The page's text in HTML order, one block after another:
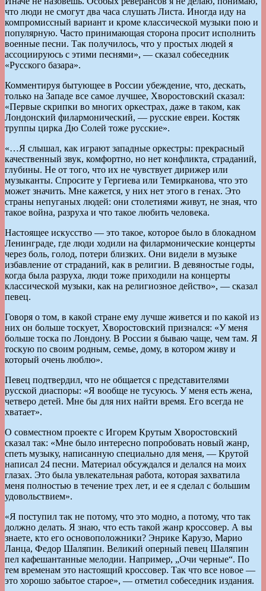
что люди не смогут два часа слушать Листа. Иногда иду на
компромиссный вариант и кроме классической музыки пою и
популярную. Часто принимающая сторона просит исполнить
военные песни. Так получилось, что у простых людей я
ассоциируюсь с этими песнями», — сказал собеседник
«Русского базара».
Комментируя бытующее в России убеждение, что, дескать,
только на Западе все самое лучшее, Хворостовский сказал:
«Первые скрипки во многих оркестрах, даже в таком, как
Лондонский филармонический, — русские евреи. Костяк
труппы цирка Дю Солей тоже русские».
«…Я слышал, как играют западные оркестры: прекрасный
качественный звук, комфортно, но нет конфликта, страданий,
глубины. Не от того, что их не чувствует дирижер или
музыканты. Спросите у Гергиева или Темирканова, что это
может значить. Мне кажется, у них нет этого в генах. Это
страны непуганых людей: они столетиями живут, не зная, что
такое война, разруха и что такое любить человека.
Настоящее искусство — это такое, которое было в блокадном
Ленинграде, где люди ходили на филармонические концерты
через боль, голод, потери близких. Они видели в музыке
избавление от страданий, как в религии. В девяностые годы,
когда была разруха, люди тоже приходили на концерты
классической музыки, как на религиозное действо», — сказал
певец.
Говоря о том, в какой стране ему лучше живется и по какой из
них он больше тоскует, Хворостовский признался: «У меня
больше тоска по Лондону. В России я бываю чаще, чем там. Я
тоскую по своим родным, семье, дому, в котором живу и
который очень люблю».
Певец подтвердил, что не общается с представителями
русской диаспоры: «Я вообще не тусуюсь. У меня есть жена,
четверо детей. Мне бы для них найти время. Его всегда не
хватает».
О совместном проекте с Игорем Крутым Хворостовский
сказал так: «Мне было интересно попробовать новый жанр,
спеть музыку, написанную специально для меня, — Крутой
написал 24 песни. Материал обсуждался и делался на моих
глазах. Это была увлекательная работа, которая захватила
меня полностью в течение трех лет, и ее я сделал с большим
удовольствием».
«Я поступил так не потому, что это модно, а потому, что так
должно делать. Я знаю, что есть такой жанр кроссовер. А вы
знаете, кто его основоположники? Энрике Карузо, Марио
Ланца, Федор Шаляпин. Великий оперный певец Шаляпин
пел кафешантанные мелодии. Например, „Очи черные“. По
тем временам это настоящий кроссовер. Так что все новое —
это хорошо забытое старое», — отметил собеседник издания.